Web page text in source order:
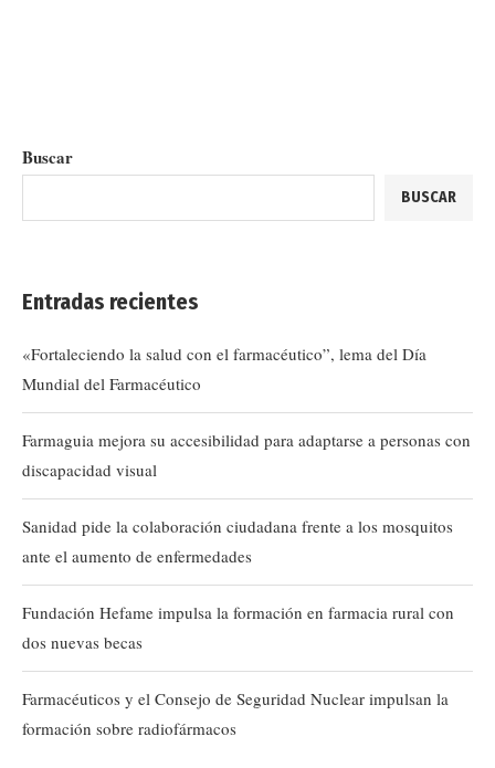
Buscar
BUSCAR
Entradas recientes
«Fortaleciendo la salud con el farmacéutico”, lema del Día
Mundial del Farmacéutico
Farmaguia mejora su accesibilidad para adaptarse a personas con
discapacidad visual
Sanidad pide la colaboración ciudadana frente a los mosquitos
ante el aumento de enfermedades
Fundación Hefame impulsa la formación en farmacia rural con
dos nuevas becas
Farmacéuticos y el Consejo de Seguridad Nuclear impulsan la
formación sobre radiofármacos